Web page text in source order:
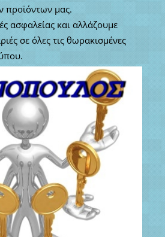
προϊόντων μας.
ασφαλείας και αλλάζουμε
σε όλες τις θωρακισμένες